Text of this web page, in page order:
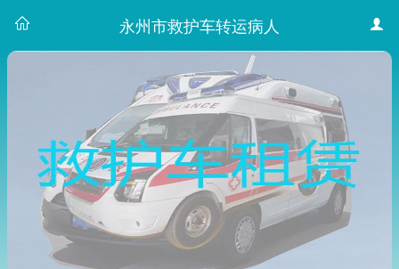
永州市救护车转运病人